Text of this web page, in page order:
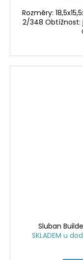
Rozměry:
2/348 Obtížnost:
Sluban
SKLADEM u